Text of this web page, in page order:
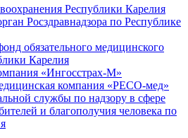
Республики Карелия
Росздравнадзора по Республике
обязательного медицинского
Карелия
«Ингосстрах-М»
компания «РЕСО-мед»
службы по надзору в сфере
и благополучия человека по